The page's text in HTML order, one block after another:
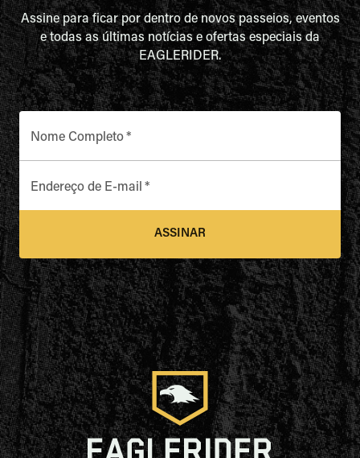
Assine para ficar por dentro de novos passeios, eventos
e todas as últimas notícias e ofertas especiais da
EAGLERIDER.
Nome Completo*
Endereço de E-mail *
ASSINAR